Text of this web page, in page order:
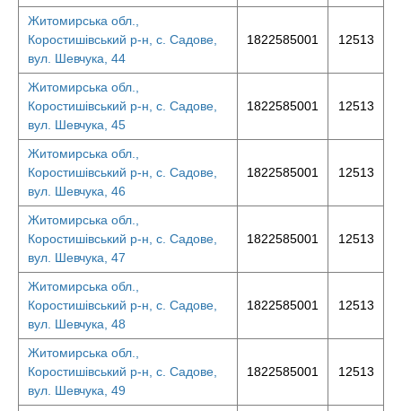
Житомирська обл.,
Коростишівський р-н, с. Садове,
вул. Шевчука, 44
1822585001 12513
Житомирська обл.,
Коростишівський р-н, с. Садове,
вул. Шевчука, 45
1822585001 12513
Житомирська обл.,
Коростишівський р-н, с. Садове,
вул. Шевчука, 46
1822585001 12513
Житомирська обл.,
Коростишівський р-н, с. Садове,
вул. Шевчука, 47
1822585001 12513
Житомирська обл.,
Коростишівський р-н, с. Садове,
вул. Шевчука, 48
1822585001 12513
Житомирська обл.,
Коростишівський р-н, с. Садове,
вул. Шевчука, 49
1822585001 12513